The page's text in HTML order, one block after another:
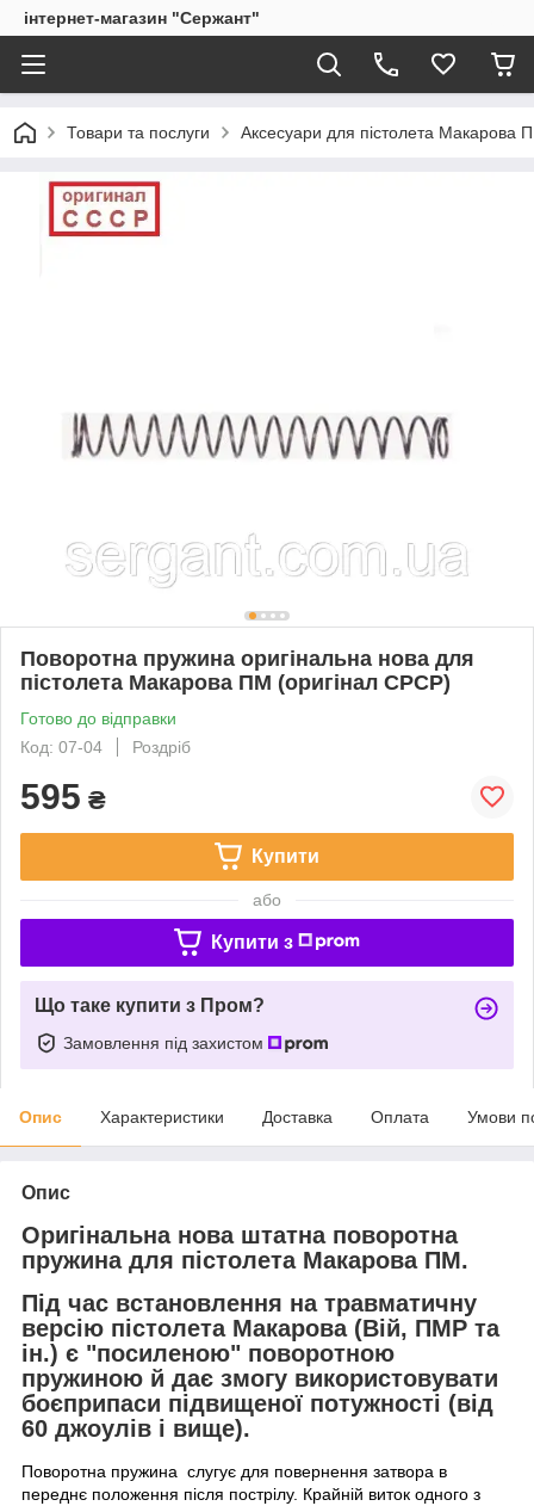
інтернет-магазин "Сержант"
Товари та послуги Аксесуари для пістолета Макарова
Поворотна пружина оригінальна нова для
пістолета Макарова ПМ (оригінал СРСР)
Готово до відправки
Код: 07-04
Роздріб
595 ₴
Купити
або
Купити з
Що таке купити з Пром?
Замовлення під захистом
Опис Характеристики Доставка Оплата Умови
Опис
Оригінальна нова штатна поворотна
пружина для пістолета Макарова ПМ.
Під час встановлення на травматичну
версію пістолета Макарова (Вій, ПМР та
ін.) є "посиленою" поворотною
пружиною й дає змогу використовувати
боєприпаси підвищеної потужності (від
60 джоулів і вище).
Поворотна пружина слугує для повернення затвора в
переднє положення після пострілу. Крайній виток одного з